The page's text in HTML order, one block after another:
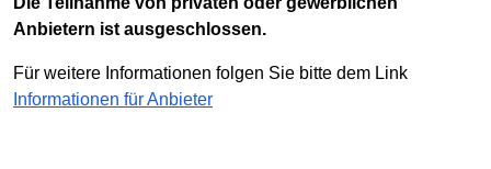
Anbietern ist ausgeschlossen.
Für weitere Informationen folgen Sie bitte dem Link
Informationen für Anbieter